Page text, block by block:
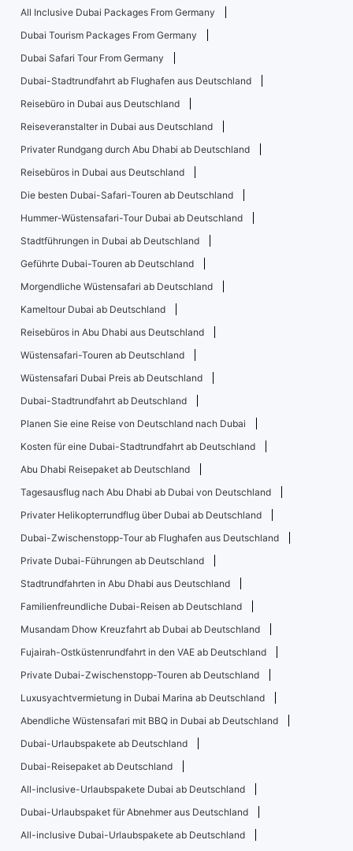
All Inclusive Dubai Packages From Germany
Dubai Tourism Packages From Germany
Dubai Safari Tour From Germany
Dubai-Stadtrundfahrt ab Flughafen aus Deutschland
Reisebüro in Dubai aus Deutschland
Reiseveranstalter in Dubai aus Deutschland
Privater Rundgang durch Abu Dhabi ab Deutschland
Reisebüros in Dubai aus Deutschland
Die besten Dubai-Safari-Touren ab Deutschland
Hummer-Wüstensafari-Tour Dubai ab Deutschland
Stadtführungen in Dubai ab Deutschland
Geführte Dubai-Touren ab Deutschland
Morgendliche Wüstensafari ab Deutschland
Kameltour Dubai ab Deutschland
Reisebüros in Abu Dhabi aus Deutschland
Wüstensafari-Touren ab Deutschland
Wüstensafari Dubai Preis ab Deutschland
Dubai-Stadtrundfahrt ab Deutschland
Planen Sie eine Reise von Deutschland nach Dubai
Kosten für eine Dubai-Stadtrundfahrt ab Deutschland
Abu Dhabi Reisepaket ab Deutschland
Tagesausflug nach Abu Dhabi ab Dubai von Deutschland
Privater Helikopterrundflug über Dubai ab Deutschland
Dubai-Zwischenstopp-Tour ab Flughafen aus Deutschland
Private Dubai-Führungen ab Deutschland
Stadtrundfahrten in Abu Dhabi aus Deutschland
Familienfreundliche Dubai-Reisen ab Deutschland
Musandam Dhow Kreuzfahrt ab Dubai ab Deutschland
Fujairah-Ostküstenrundfahrt in den VAE ab Deutschland
Private Dubai-Zwischenstopp-Touren ab Deutschland
Luxusyachtvermietung in Dubai Marina ab Deutschland
Abendliche Wüstensafari mit BBQ in Dubai ab Deutschland
Dubai-Urlaubspakete ab Deutschland
Dubai-Reisepaket ab Deutschland
All-inclusive-Urlaubspakete Dubai ab Deutschland
Dubai-Urlaubspaket für Abnehmer aus Deutschland
All-inclusive Dubai-Urlaubspakete ab Deutschland